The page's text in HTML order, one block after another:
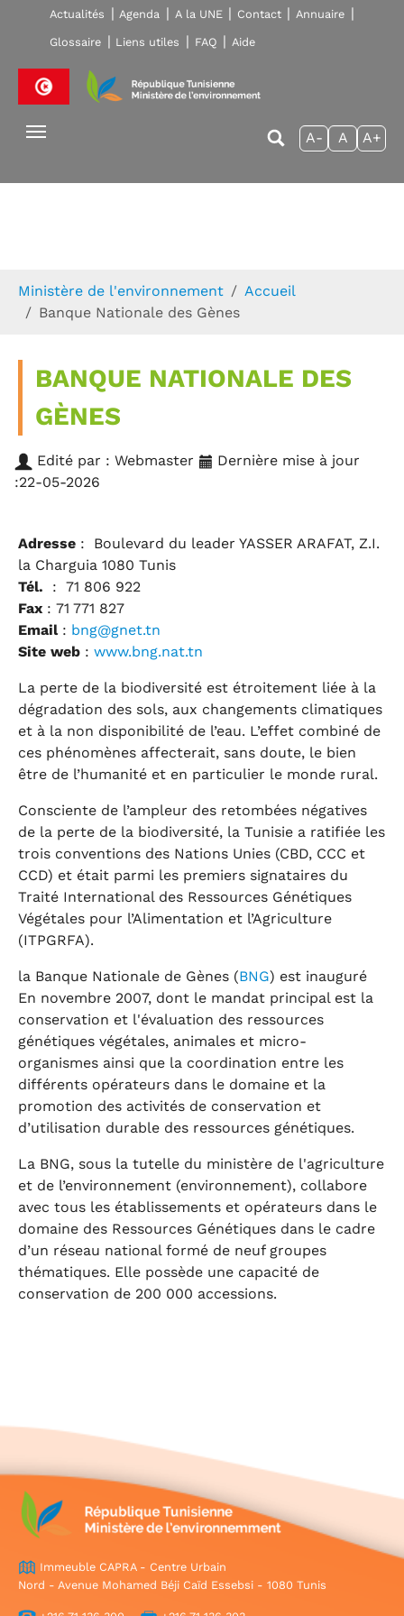
Skip to main navigation
Aller au contenu principal
Skip to page footer
Actualités Agenda A la UNE Contact Annuaire
Glossaire Liens utiles FAQ Aide
A- A A+
Ministère de l'environnement
Accueil
Banque Nationale des Gènes
BANQUE NATIONALE DES
GÈNES
Edité par : Webmaster
Dernière mise à jour
:22-05-2026
Adresse : Boulevard du leader YASSER ARAFAT, Z.I.
la Charguia 1080 Tunis
Tél.
: 71 806 922
Fax : 71 771 827
Email : bng@gnet.tn
Site web : www.bng.nat.tn
La perte de la biodiversité est étroitement liée à la
dégradation des sols, aux changements climatiques
et à la non disponibilité de l’eau. L’effet combiné de
ces phénomènes affecterait, sans doute, le bien
être de l’humanité et en particulier le monde rural.
Consciente de l’ampleur des retombées négatives
de la perte de la biodiversité, la Tunisie a ratifiée les
trois conventions des Nations Unies (CBD, CCC et
CCD) et était parmi les premiers signataires du
Traité International des Ressources Génétiques
Végétales pour l’Alimentation et l’Agriculture
(ITPGRFA).
la Banque Nationale de Gènes (BNG) est inauguré
En novembre 2007, dont le mandat principal est la
conservation et l'évaluation des ressources
génétiques végétales, animales et micro-
organismes ainsi que la coordination entre les
différents opérateurs dans le domaine et la
promotion des activités de conservation et
d’utilisation durable des ressources génétiques.
La BNG, sous la tutelle du ministère de l'agriculture
et de l’environnement (environnement), collabore
avec tous les établissements et opérateurs dans le
domaine des Ressources Génétiques dans le cadre
d’un réseau national formé de neuf groupes
thématiques. Elle possède une capacité de
conservation de 200 000 accessions.
Immeuble CAPRA - Centre Urbain
Nord - Avenue Mohamed Béji Caïd Essebsi - 1080 Tunis